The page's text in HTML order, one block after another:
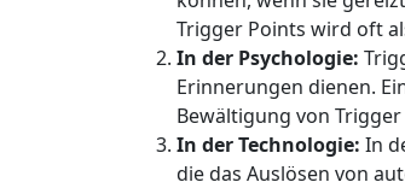
Trigger Points wird oft
In der Psychologie:
Erinnerungen dienen.
Bewältigung von
In der Technologie: In
die das Auslösen von